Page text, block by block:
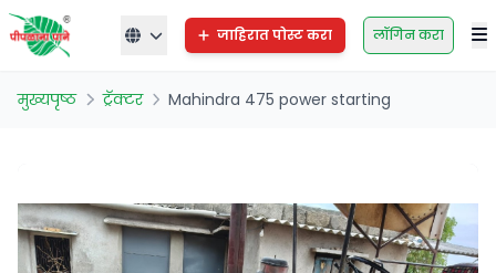
जाहिरात पोस्ट करा लॉगिन करा
मुख्यपृष्ठ ट्रॅक्टर Mahindra 475 power starting